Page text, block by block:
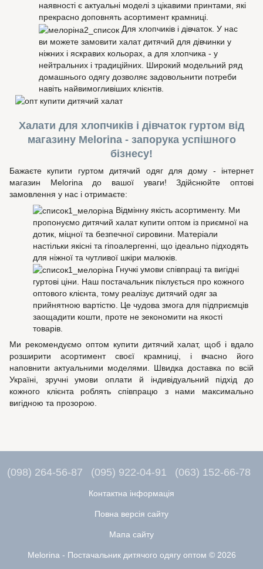
наявності є актуальні моделі з цікавими принтами, які
прекрасно доповнять асортимент крамниці.
Для хлопчиків і дівчаток. У нас
ви можете замовити халат дитячий для дівчинки у
ніжних і яскравих кольорах, а для хлопчика - у
нейтральних і традиційних. Широкий модельний ряд
домашнього одягу дозволяє задовольнити потреби
навіть найвимогливіших клієнтів.
Халати для хлопчиків і дівчаток гуртом від
магазину Melorina - запорука успішного
бізнесу!
Бажаєте купити гуртом дитячий одяг для дому - інтернет
магазин Melorina до вашої уваги! Здійснюйте оптові
замовлення у нас і отримаєте:
Відмінну якість асортименту. Ми
пропонуємо дитячий халат купити оптом із приємної на
дотик, міцної та безпечної сировини. Матеріали
настільки якісні та гіпоалергенні, що ідеально підходять
для ніжної та чутливої шкіри малюків.
Гнучкі умови співпраці та вигідні
гуртові ціни. Наш постачальник піклується про кожного
оптового клієнта, тому реалізує дитячий одяг за
прийнятною вартістю. Це чудова змога для підприємців
заощадити кошти, проте не зекономити на якості
товарів.
Ми рекомендуємо оптом купити дитячий халат, щоб і вдало
розширити асортимент своєї крамниці, і вчасно його
наповнити актуальними моделями. Швидка доставка по всій
Україні, зручні умови оплати й індивідуальний підхід до
кожного клієнта роблять співпрацю з нами максимально
вигідною та прозорою.
(098) 264-56-87 (095) 922-04-91 (063) 152-66-78
Контактна інформація
Повна версія сайту
Мапа сайту
Melorina - Постачальник дитячого одягу оптом © 2026